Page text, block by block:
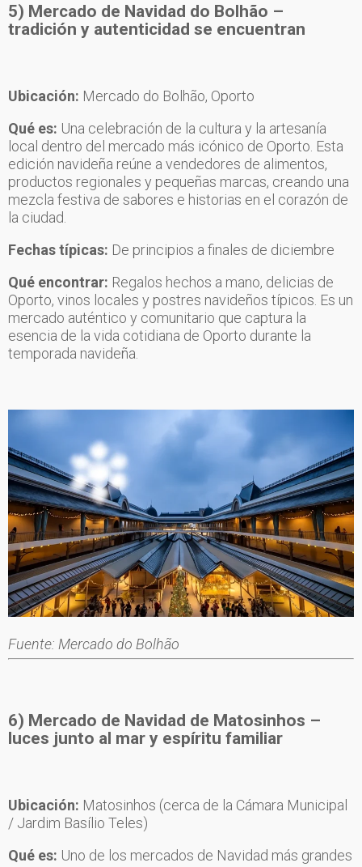
5) Mercado de Navidad do Bolhão –
tradición y autenticidad se encuentran
Ubicación: Mercado do Bolhão, Oporto
Qué es: Una celebración de la cultura y la artesanía
local dentro del mercado más icónico de Oporto. Esta
edición navideña reúne a vendedores de alimentos,
productos regionales y pequeñas marcas, creando una
mezcla festiva de sabores e historias en el corazón de
la ciudad.
Fechas típicas: De principios a finales de diciembre
Qué encontrar: Regalos hechos a mano, delicias de
Oporto, vinos locales y postres navideños típicos. Es un
mercado auténtico y comunitario que captura la
esencia de la vida cotidiana de Oporto durante la
temporada navideña.
Fuente: Mercado do Bolhão
6) Mercado de Navidad de Matosinhos –
luces junto al mar y espíritu familiar
Ubicación: Matosinhos (cerca de la Cámara Municipal
/ Jardim Basílio Teles)
Qué es: Uno de los mercados de Navidad más grandes